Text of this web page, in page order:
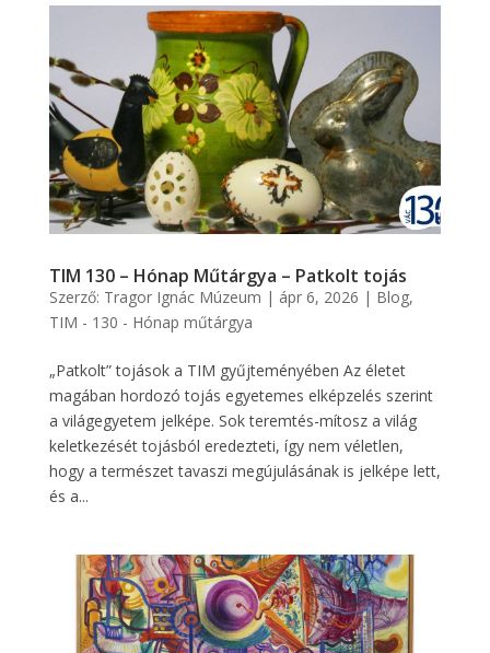
TIM 130 – Hónap Műtárgya – Patkolt tojás
Szerző: Tragor Ignác Múzeum | ápr 6, 2026 | Blog,
TIM - 130 - Hónap műtárgya
„Patkolt” tojások a TIM gyűjteményében Az életet
magában hordozó tojás egyetemes elképzelés szerint
a világegyetem jelképe. Sok teremtés-mítosz a világ
keletkezését tojásból eredezteti, így nem véletlen,
hogy a természet tavaszi megújulásának is jelképe lett,
és a...